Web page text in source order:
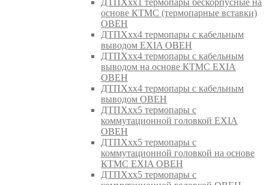
ДТПХхх1 термопары бескорпусные на
основе КТМС (термопарные вставки)
ОВЕН
ДТПХхх4 термопары с кабельным
выводом EXIA ОВЕН
ДТПХхх4 термопары с кабельным
выводом на основе КТМС EXIA
ОВЕН
ДТПХхх4 термопары с кабельным
выводом ОВЕН
ДТПХхх5 термопары с
коммутационной головкой EXIA
ОВЕН
ДТПХхх5 термопары с
коммутационной головкой на основе
КТМС EXIA ОВЕН
ДТПХхх5 термопары с